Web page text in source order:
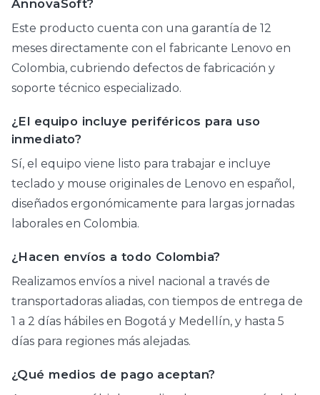
AnnovaSoft?
Este producto cuenta con una garantía de 12
meses directamente con el fabricante Lenovo en
Colombia, cubriendo defectos de fabricación y
soporte técnico especializado.
¿El equipo incluye periféricos para uso
inmediato?
Sí, el equipo viene listo para trabajar e incluye
teclado y mouse originales de Lenovo en español,
diseñados ergonómicamente para largas jornadas
laborales en Colombia.
¿Hacen envíos a todo Colombia?
Realizamos envíos a nivel nacional a través de
transportadoras aliadas, con tiempos de entrega de
1 a 2 días hábiles en Bogotá y Medellín, y hasta 5
días para regiones más alejadas.
¿Qué medios de pago aceptan?